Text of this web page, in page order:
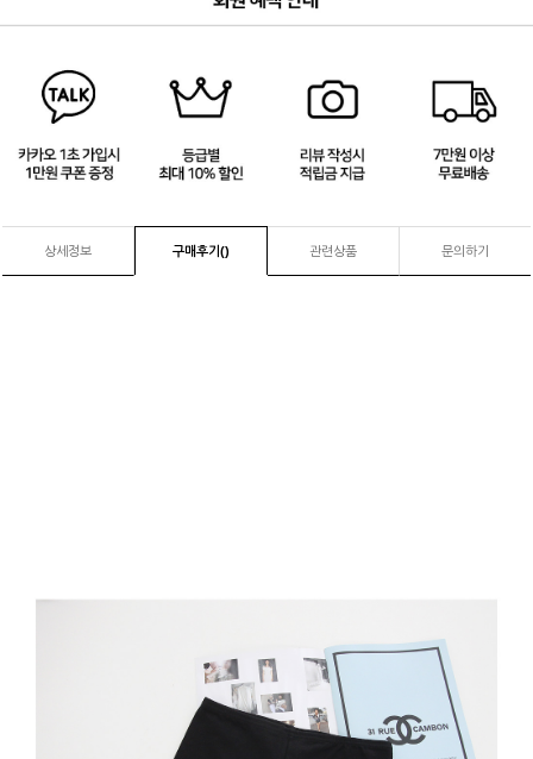
상세정보 구매후기() 관련상품 문의하기